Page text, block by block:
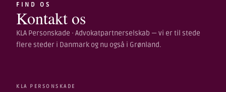
FIND OS
Kontakt os
KLA Personskade · Advokatpartnerselskab — vi er til stede
flere steder i Danmark og nu også i Grønland.
KLA PERSONSKADE